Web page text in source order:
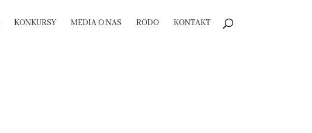
KONKURSY MEDIA O NAS RODO KONTAKT